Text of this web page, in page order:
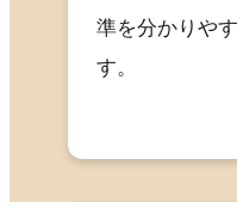
準を分かりや
す。